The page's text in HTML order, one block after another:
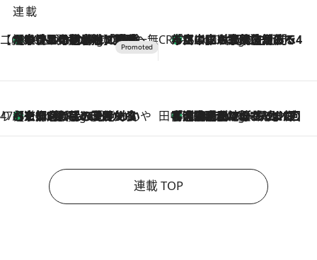
連載
【CREA×星野リゾート】唯一無二。癒しと発見が待つ場所へ
16 Minutes Ago
【トンボの足水浴】ヒノキの香りに包まれて涼感マックス！約13℃の湧水かけ流しを避暑地「星野温泉 トンボの湯」で体験 CREA'S CHOICE
2 Hours Ago
「立川にも歌舞伎があるんだよ」 片岡仁左衛門・市川中車ら豪華座組みで4年目の立川立飛歌舞伎へ
47都道府県の手みやげ ひんやりスイーツで夏を満喫
2 Hours Ago
【京都府】この夏絶対食べたい 冷やしておいしいおやつ3選 ひと口目から心を掴む新緑のテリーヌ 田中稲の勝手に再ブーム
7 Hours Ago
「湘南乃風に憧れて」観客大盛上がりの“タオル回し”に、ラッパー顔負けの高速歌唱まで…さだまさし（74）のアグレッシブすぎる現在地
連載 TOP